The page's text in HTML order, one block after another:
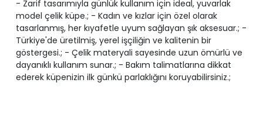
- Zarif tasarımıyla günlük kullanım için ideal, yuvarlak
model çelik küpe.; - Kadın ve kızlar için özel olarak
tasarlanmış, her kıyafetle uyum sağlayan şık aksesuar.; -
Türkiye'de üretilmiş, yerel işçiliğin ve kalitenin bir
göstergesi.; - Çelik materyali sayesinde uzun ömürlü ve
dayanıklı kullanım sunar.; - Bakım talimatlarına dikkat
ederek küpenizin ilk günkü parlaklığını koruyabilirsiniz.;